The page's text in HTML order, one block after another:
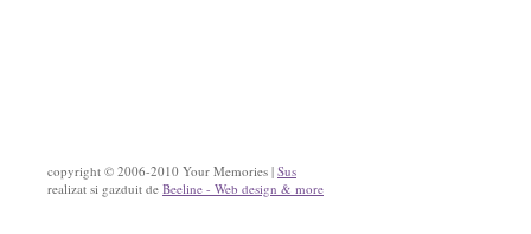
copyright © 2006-2010 Your Memories | Sus
realizat si gazduit de Beeline - Web design & more